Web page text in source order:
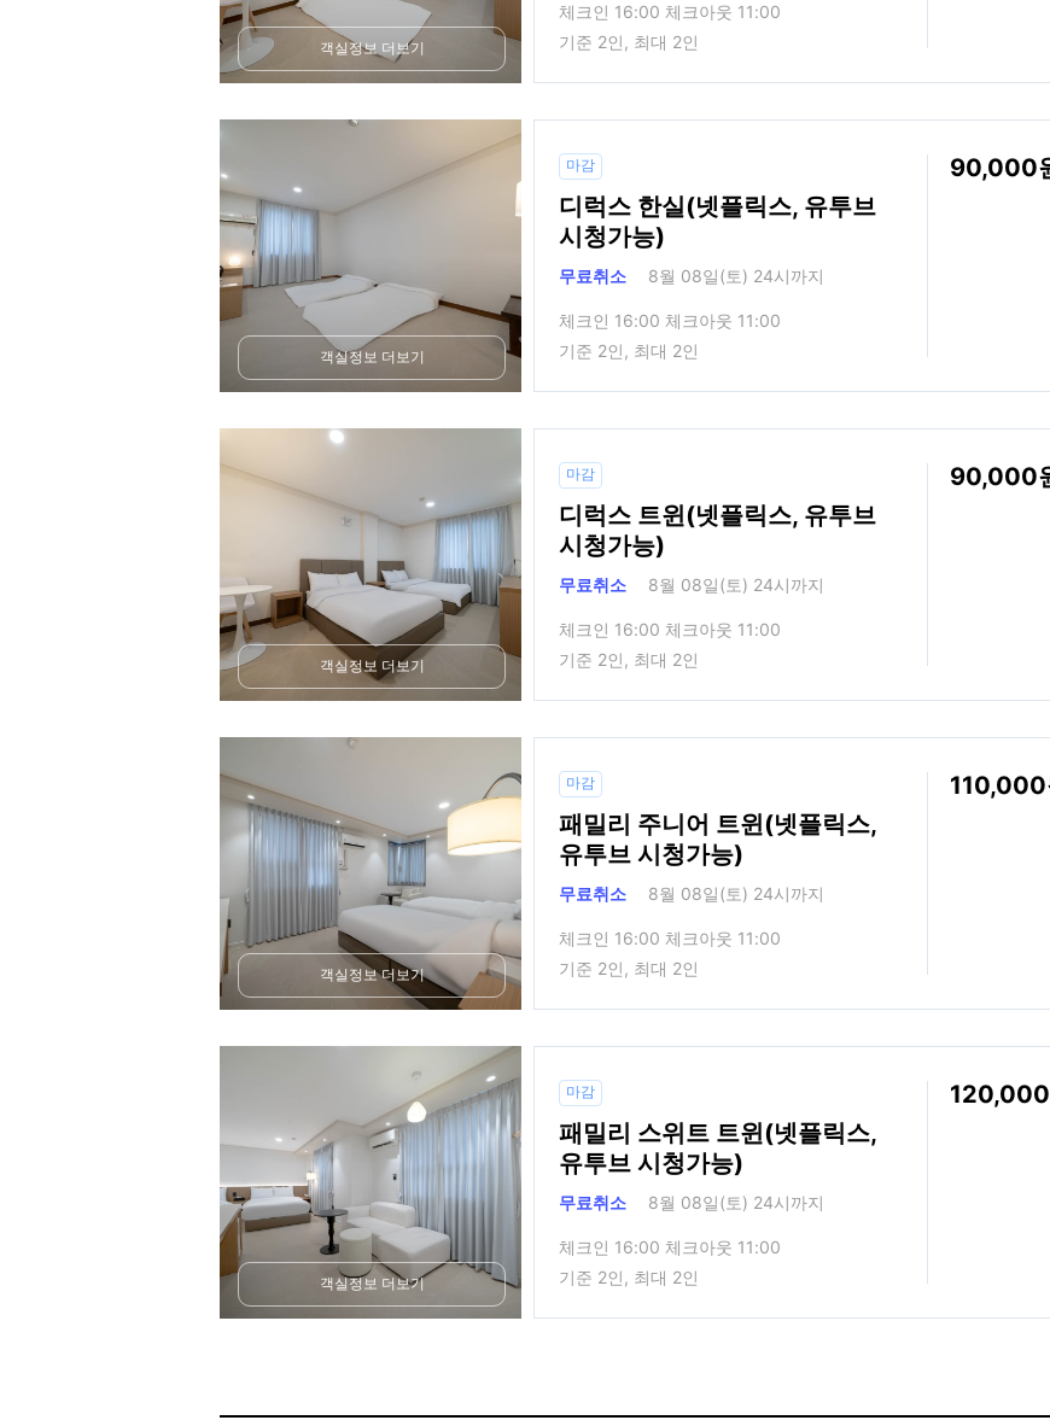
객실정보 더보기
체크인 16:00 체크아웃 11:00
기준 2인, 최대 2인
객실정보 더보기
마감
디럭스 한실(넷플릭스, 유투브
시청가능)
무료취소 8월 08일(토) 24시까지
체크인 16:00 체크아웃 11:00
기준 2인, 최대 2인
90,000
객실정보 더보기
마감
디럭스 트윈(넷플릭스, 유투브
시청가능)
무료취소 8월 08일(토) 24시까지
체크인 16:00 체크아웃 11:00
기준 2인, 최대 2인
90,000
객실정보 더보기
마감
패밀리 주니어 트윈(넷플릭스,
유투브 시청가능)
무료취소 8월 08일(토) 24시까지
체크인 16:00 체크아웃 11:00
기준 2인, 최대 2인
110,000
객실정보 더보기
마감
패밀리 스위트 트윈(넷플릭스,
유투브 시청가능)
무료취소 8월 08일(토) 24시까지
체크인 16:00 체크아웃 11:00
기준 2인, 최대 2인
120,000